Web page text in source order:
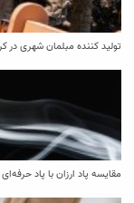
تولید کننده مبلمان شهری در
مقایسه پاد ارزان با پاد